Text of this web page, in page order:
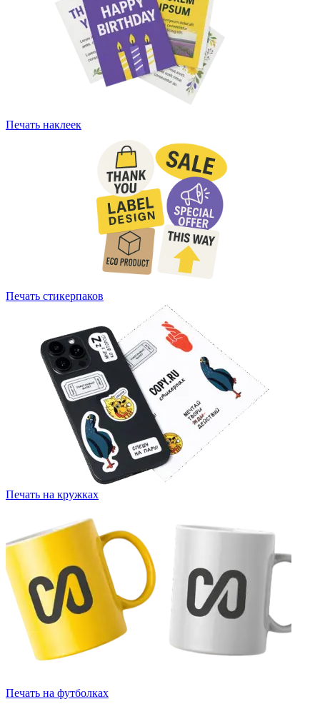
Печать наклеек
Печать стикерпаков
Печать на кружках
Печать на футболках